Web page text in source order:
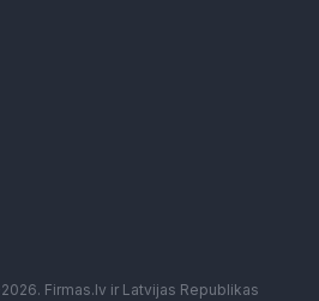
Firmas.lv ir Latvijas Republikas